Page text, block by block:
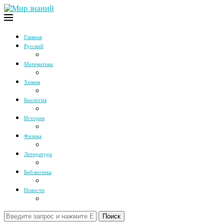
Главная
Русский
Математика
Химия
Биология
История
Физика
Литература
Библиотека
Новости
Поиск